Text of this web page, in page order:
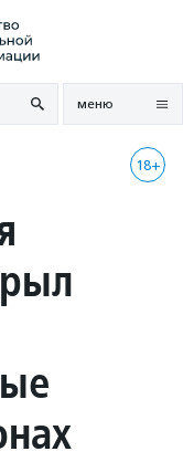
меню
18+